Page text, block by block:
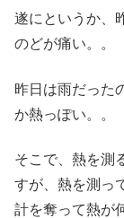
遂にというか、
のどが痛い。。
昨日は雨だった
か熱っぽい。。
そこで、熱を測
すが、熱を測っ
計を奪って熱が